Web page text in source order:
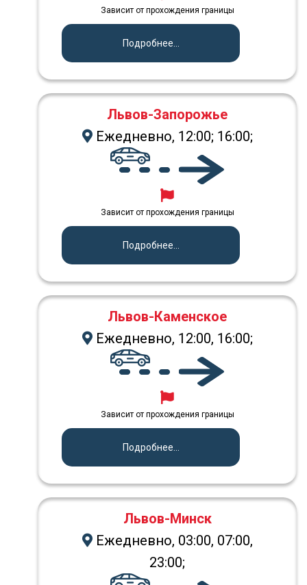
Зависит от прохождения границы
Подробнее...
Львов-Запорожье
Ежедневно, 12:00; 16:00;
Зависит от прохождения границы
Подробнее...
Львов-Каменское
Ежедневно, 12:00, 16:00;
Зависит от прохождения границы
Подробнее...
Львов-Минск
Ежедневно, 03:00, 07:00,
23:00;